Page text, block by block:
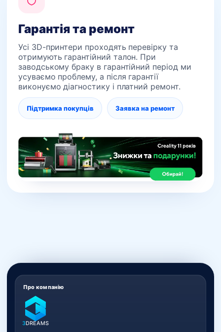
Гарантія та ремонт
Усі 3D-принтери проходять перевірку та
отримують гарантійний талон. При
заводському браку в гарантійний період ми
усуваємо проблему, а після гарантії
виконуємо діагностику і платний ремонт.
Підтримка покупців Заявка на ремонт
Про компанію
3DREAMS